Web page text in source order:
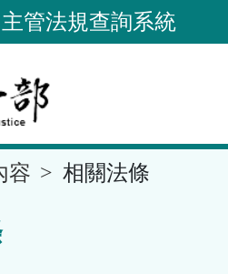
主管法規查詢系統
容 相關法條